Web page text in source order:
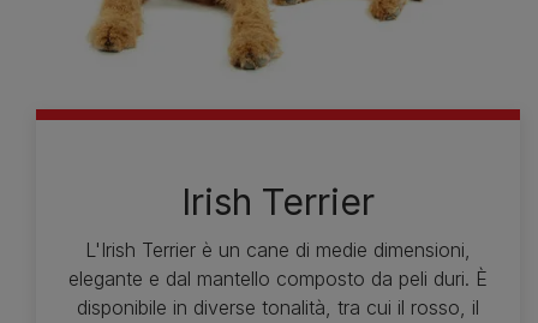
Irish Terrier
L'Irish Terrier è un cane di medie dimensioni,
elegante e dal mantello composto da peli duri. È
disponibile in diverse tonalità, tra cui il rosso, il